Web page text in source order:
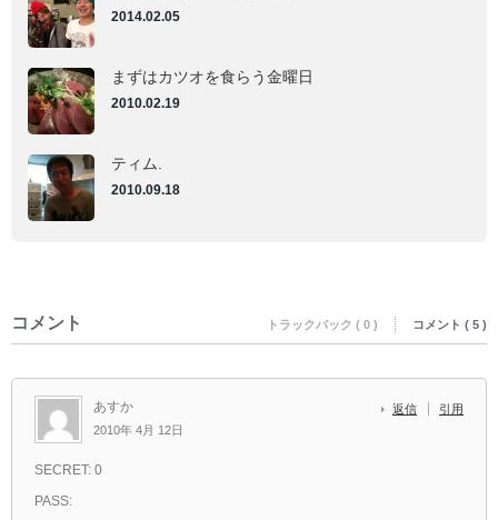
2014.02.05
まずはカツオを食らう金曜日
2010.02.19
ティム.
2010.09.18
コメント トラックバック ( 0 ) コメント ( 5 )
あすか
2010年 4月 12日
返信 引用
SECRET: 0
PASS: